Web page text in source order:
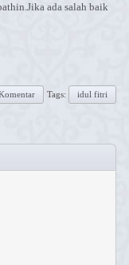
ada salah baik
Tags: idul fitri